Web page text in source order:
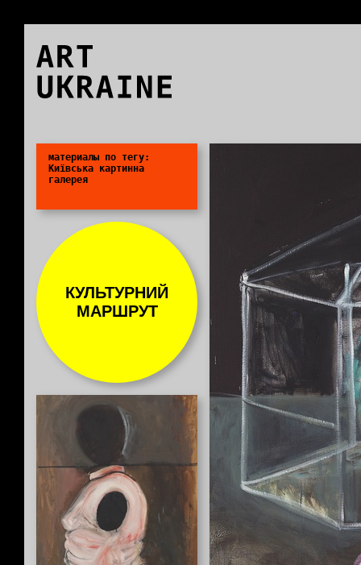
ART
UKRAINE
материалы по тегу:
Київська картинна
галерея
КУЛЬТУРНИЙ
МАРШРУТ